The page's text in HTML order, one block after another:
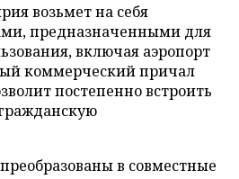
возьмет на себя
предназначенными для
включая аэропорт
коммерческий причал
постепенно встроить
в совместные